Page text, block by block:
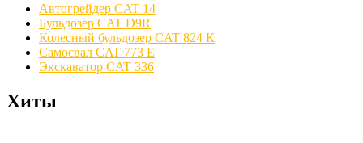
Автогрейдер CAT 14
Бульдозер CAT D9R
Колесный бульдозер CAT 824 К
Самосвал CAT 773 E
Экскаватор CAT 336
Хиты